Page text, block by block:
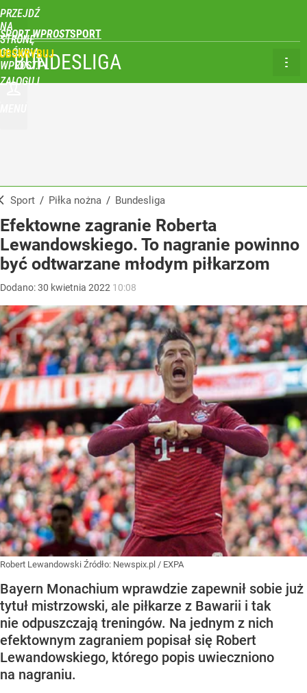
PRZEJDŹ
NA
STRONĘ
GŁÓWNĄ
WPROST.PL
SPORT WPROST
ZALOGUJ
BUNDESLIGA
Sport / Piłka nożna / Bundesliga
Efektowne zagranie Roberta
Lewandowskiego. To nagranie powinno
być odtwarzane młodym piłkarzom
Dodano:30 kwietnia 2022 10:08
Robert Lewandowski Źródło: Newspix.pl / EXPA
Bayern Monachium wprawdzie zapewnił sobie już
tytuł mistrzowski, ale piłkarze z Bawarii i tak
nie odpuszczają treningów. Na jednym z nich
efektownym zagraniem popisał się Robert
Lewandowskiego, którego popis uwieczniono
na nagraniu.